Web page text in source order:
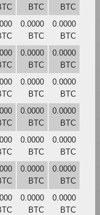
BTC
BTC
0.0000
BTC
0.0000
BTC
0.0000
BTC
0.0000
BTC
0.0000
BTC
0.0000
BTC
0.0000
BTC
0.0000
BTC
0.0000
BTC
0.0000
BTC
0.0000
BTC
0.0000
BTC
0.0000
BTC
0.0000
BTC